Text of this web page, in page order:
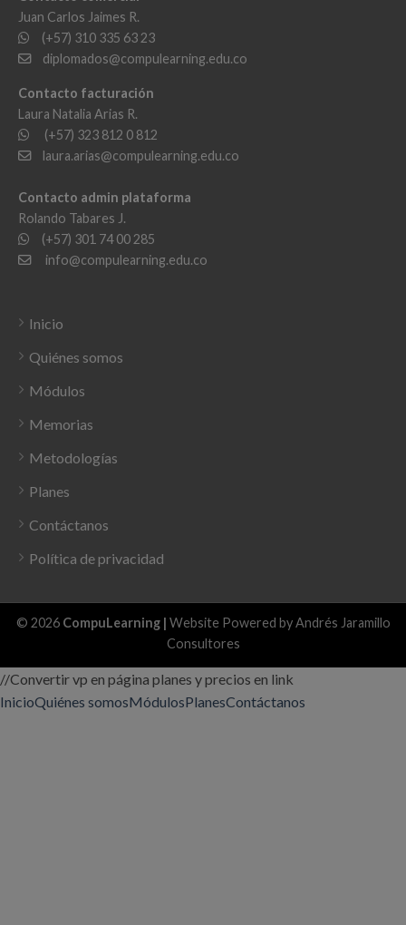
Juan Carlos Jaimes R.
(+57) 310 335 63 23
diplomados@compulearning.edu.co
Contacto facturación
Laura Natalia Arias R.
(+57) 323 812 0 812
laura.arias@compulearning.edu.co
Contacto admin plataforma
Rolando Tabares J.
(+57) 301 74 00 285
info@compulearning.edu.co
Inicio
Quiénes somos
Módulos
Memorias
Metodologías
Planes
Contáctanos
Política de privacidad
© 2026 CompuLearning | Website Powered byAndrés Jaramillo
Consultores
//Convertir vp en página planes y precios en link
InicioQuiénes somosMódulosPlanesContáctanos